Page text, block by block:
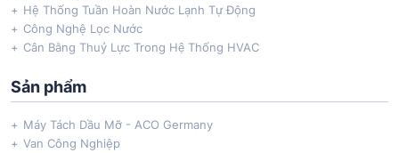
Hệ Thống Tuần Hoàn Nước Lạnh Tự Động
Công Nghệ Lọc Nước
Cân Bằng Thuỷ Lực Trong Hệ Thống HVAC
Sản phẩm
Máy Tách Dầu Mỡ - ACO Germany
Van Công Nghiệp